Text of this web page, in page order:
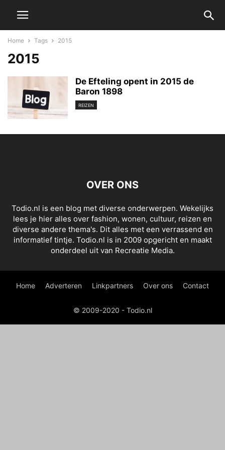
Home Tags 2015
2015
De Efteling opent in 2015 de
Baron 1898
REIZEN
OVER ONS
Todio.nl is een blog met diverse onderwerpen. Wekelijks
lees je hier alles over fashion, wonen, cultuur, reizen en
diverse andere thema's. Dit alles met een verrassend en
informatief tintje. Todio.nl is in 2009 opgericht en maakt
onderdeel uit van Recreatie Media.
Home Adverteren Linkpartners Over ons Contact
© 2009-2020 - Todio.nl